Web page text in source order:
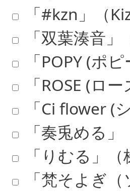
「#kzn」（
「双葉湊音
「POPY (ポ
「ROSE (ロ
「Ci flower
「奏兎める
「りむる」
「梵そよぎ